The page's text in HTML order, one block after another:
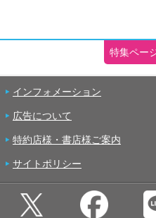
特集ペー
インフォメーション
広告について
特約店様・書店様ご案内
サイトポリシー